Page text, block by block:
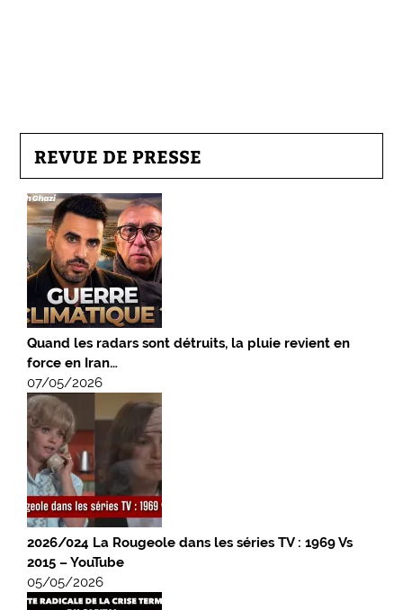
REVUE DE PRESSE
Quand les radars sont détruits, la pluie revient en
force en Iran…
07/05/2026
2026/024 La Rougeole dans les séries TV : 1969 Vs
2015 – YouTube
05/05/2026